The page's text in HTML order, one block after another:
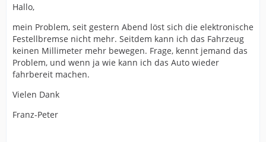
Hallo,
mein Problem, seit gestern Abend löst sich die elektronische
Festellbremse nicht mehr. Seitdem kann ich das Fahrzeug
keinen Millimeter mehr bewegen. Frage, kennt jemand das
Problem, und wenn ja wie kann ich das Auto wieder
fahrbereit machen.
Vielen Dank
Franz-Peter